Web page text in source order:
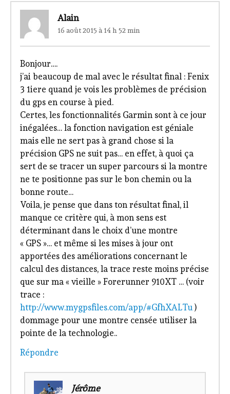
Alain
16 août 2015 à 14 h 52 min
Bonjour….
j’ai beaucoup de mal avec le résultat final : Fenix
3 1iere quand je vois les problèmes de précision
du gps en course à pied.
Certes, les fonctionnalités Garmin sont à ce jour
inégalées… la fonction navigation est géniale
mais elle ne sert pas à grand chose si la
précision GPS ne suit pas… en effet, à quoi ça
sert de se tracer un super parcours si la montre
ne te positionne pas sur le bon chemin ou la
bonne route…
Voila, je pense que dans ton résultat final, il
manque ce critère qui, à mon sens est
déterminant dans le choix d’une montre
« GPS »… et même si les mises à jour ont
apportées des améliorations concernant le
calcul des distances, la trace reste moins précise
que sur ma « vieille » Forerunner 910XT … (voir
trace :
http://www.mygpsfiles.com/app/#GfhXALTu)
dommage pour une montre censée utiliser la
pointe de la technologie..
Répondre
Jérôme